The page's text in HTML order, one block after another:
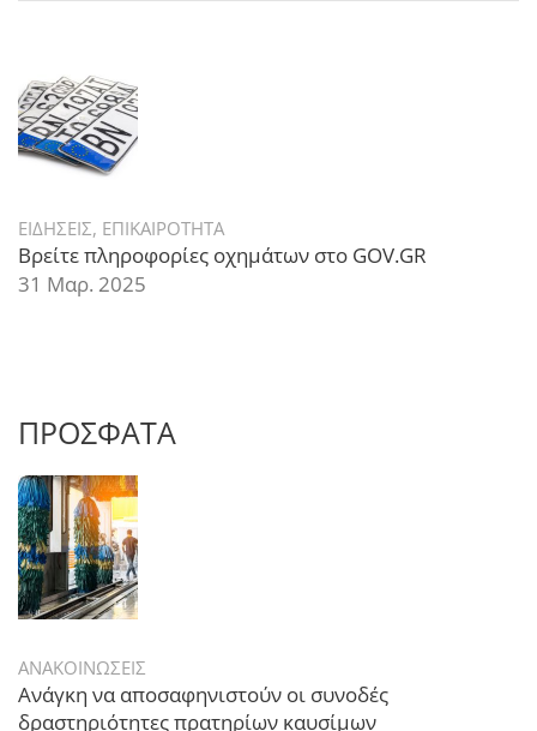
ΕΙΔΗΣΕΙΣ, ΕΠΙΚΑΙΡΟΤΗΤΑ
Βρείτε πληροφορίες οχημάτων στο GOV.GR
31 Μαρ. 2025
ΠΡΟΣΦΑΤΑ
ΑΝΑΚΟΙΝΩΣΕΙΣ
Ανάγκη να αποσαφηνιστούν οι συνοδές
δραστηριότητες πρατηρίων καυσίμων